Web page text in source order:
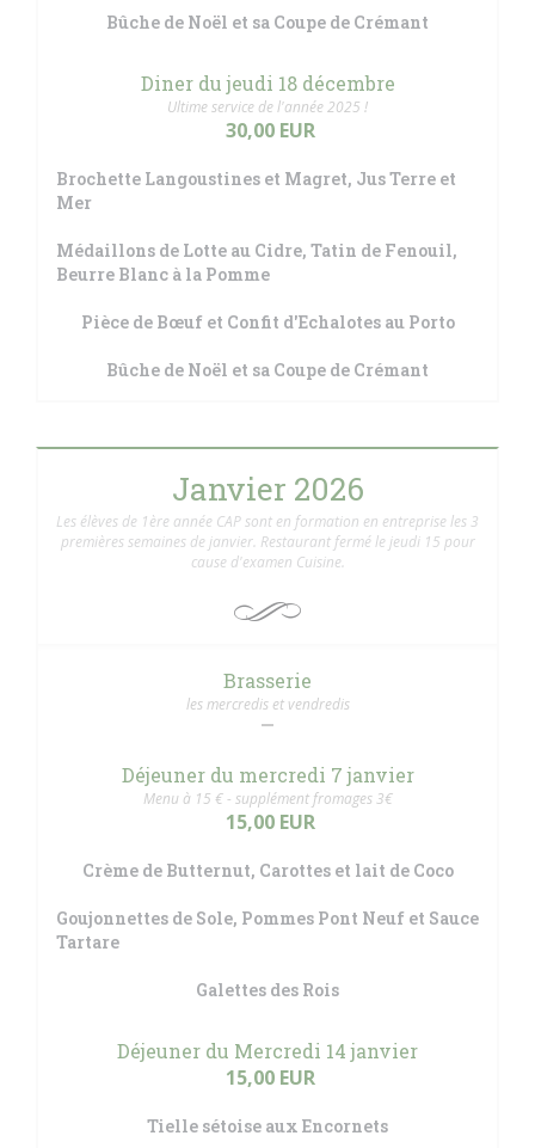
Bûche de Noël et sa Coupe de Crémant
Diner du jeudi 18 décembre
Ultime service de l'année 2025 !
30,00 EUR
Brochette Langoustines et Magret, Jus Terre et
Mer
Médaillons de Lotte au Cidre, Tatin de Fenouil,
Beurre Blanc à la Pomme
Pièce de Bœuf et Confit d'Echalotes au Porto
Bûche de Noël et sa Coupe de Crémant
Janvier 2026
Les élèves de 1ère année CAP sont en formation en entreprise les 3
premières semaines de janvier. Restaurant fermé le jeudi 15 pour
cause d'examen Cuisine.
Brasserie
les mercredis et vendredis
Déjeuner du mercredi 7 janvier
Menu à 15 € - supplément fromages 3€
15,00 EUR
Crème de Butternut, Carottes et lait de Coco
Goujonnettes de Sole, Pommes Pont Neuf et Sauce
Tartare
Galettes des Rois
Déjeuner du Mercredi 14 janvier
15,00 EUR
Tielle sétoise aux Encornets